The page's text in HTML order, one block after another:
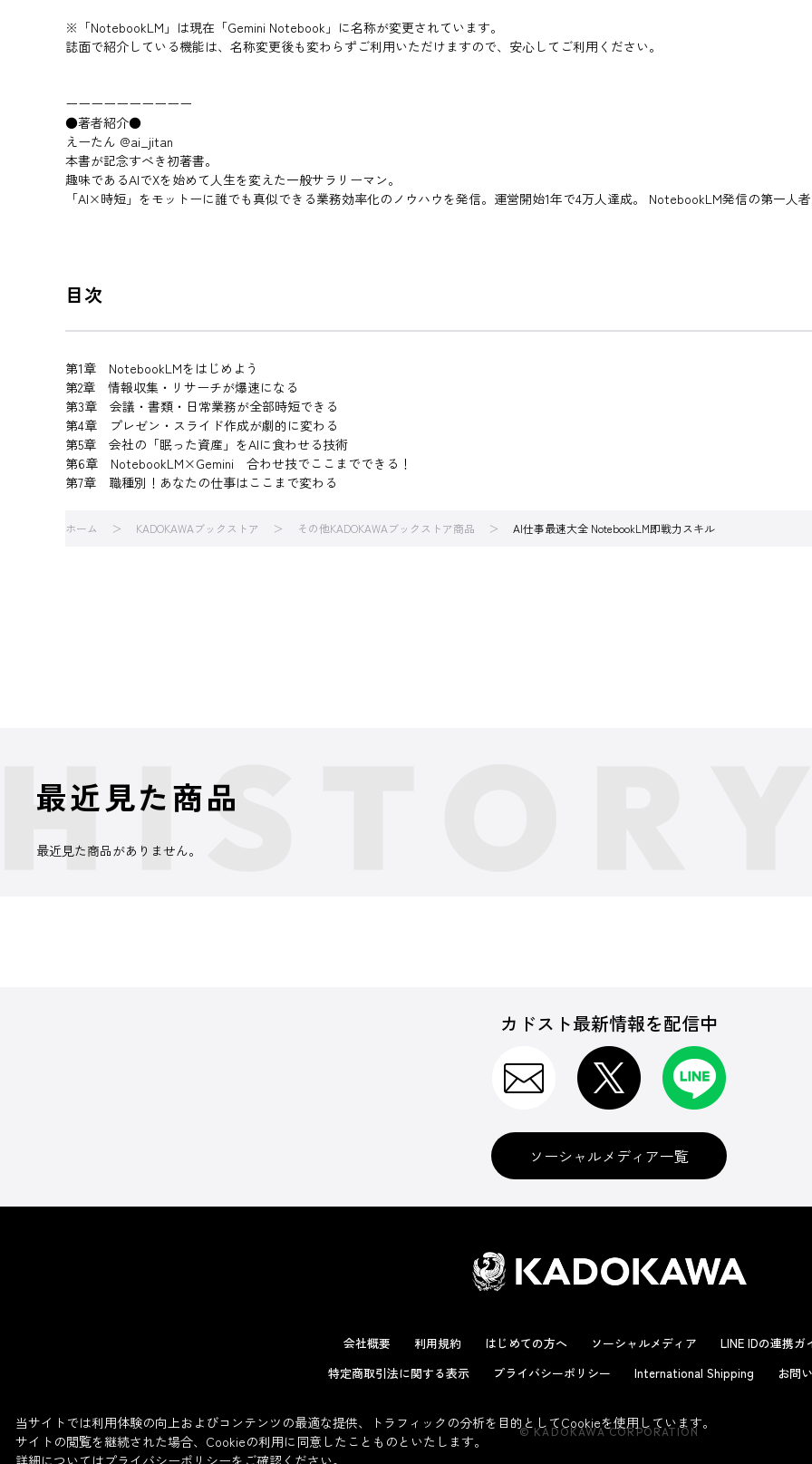
※「NotebookLM」は現在「Gemini Notebook」に名称が変更されています。
誌面で紹介している機能は、名称変更後も変わらずご利用いただけますので、安心してご利用ください。
ーーーーーーーーーー
●著者紹介●
えーたん @ai_jitan
本書が記念すべき初著書。
趣味であるAIでXを始めて人生を変えた一般サラリーマン。
「AI×時短」をモットーに誰でも真似できる業務効率化のノウハウを発信。運営開始1年で4万人達成。 NotebookLM発信の第一人者
目次
第1章 NotebookLMをはじめよう
第2章 情報収集・リサーチが爆速になる
第3章 会議・書類・日常業務が全部時短できる
第4章 プレゼン・スライド作成が劇的に変わる
第5章 会社の「眠った資産」をAIに食わせる技術
第6章 NotebookLM×Gemini 合わせ技でここまでできる！
第7章 職種別！あなたの仕事はここまで変わる
ホーム KADOKAWAブックストア その他KADOKAWAブックストア商品 AI仕事最速大全 NotebookLM即戦力スキル
最近見た商品
最近見た商品がありません。
カドスト最新情報を配信中
ソーシャルメディア一覧
会社概要 利用規約 はじめての方へ ソーシャルメディア LINE IDの連携ガ
特定商取引法に関する表示
プライバシーポリシー International Shipping お問
© KADOKAWA CORPORATION
当サイトでは利用体験の向上およびコンテンツの最適な提供、トラフィックの分析を目的としてCookieを使用しています。
サイトの閲覧を継続された場合、Cookieの利用に同意したことものといたします。